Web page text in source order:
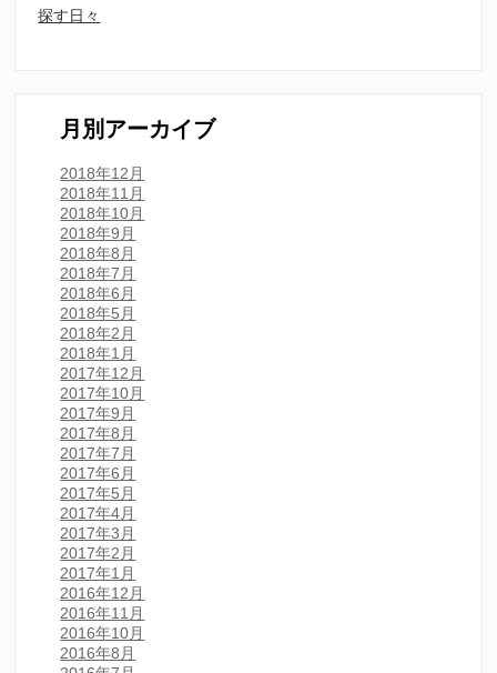
探す日々
月別アーカイブ
2018年12月
2018年11月
2018年10月
2018年9月
2018年8月
2018年7月
2018年6月
2018年5月
2018年2月
2018年1月
2017年12月
2017年10月
2017年9月
2017年8月
2017年7月
2017年6月
2017年5月
2017年4月
2017年3月
2017年2月
2017年1月
2016年12月
2016年11月
2016年10月
2016年8月